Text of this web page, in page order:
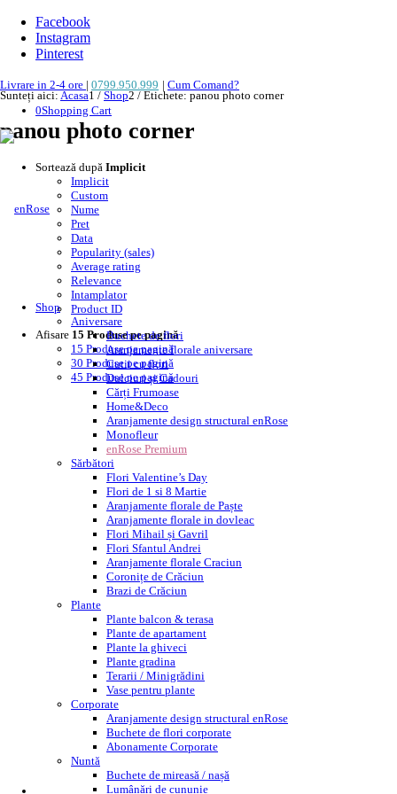
Facebook
Instagram
Pinterest
Livrare in 2-4 ore | 0799.950.999 | Cum Comand?
0Shopping Cart
Shop
Aniversare
Buchete de flori
Aranjamente florale aniversare
Cutii cu flori
Dulciuri și Cadouri
Cărți Frumoase
Home&Deco
Aranjamente design structural enRose
Monofleur
enRose Premium
Sărbători
Flori Valentine’s Day
Flori de 1 si 8 Martie
Aranjamente florale de Paște
Aranjamente florale in dovleac
Flori Mihail și Gavril
Flori Sfantul Andrei
Aranjamente florale Craciun
Coronițe de Crăciun
Brazi de Crăciun
Plante
Plante balcon & terasa
Plante de apartament
Plante la ghiveci
Plante gradina
Terarii / Minigrădini
Vase pentru plante
Corporate
Aranjamente design structural enRose
Buchete de flori corporate
Abonamente Corporate
Nuntă
Buchete de mireasă / nașă
Lumânări de cununie
Sunteți aici: Acasa1 / Shop2 / Etichete: panou photo corner
panou photo corner
Sortează după Implicit
Implicit
Custom
Nume
Pret
Data
Popularity (sales)
Average rating
Relevance
Intamplator
Product ID
Afisare 15 Produse pe pagină
15 Produse pe pagină
30 Produse pe pagină
45 Produse pe pagină